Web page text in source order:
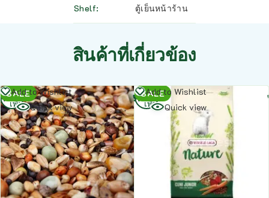
Shelf ตู้เย็นหน้าร้าน
สินค้าที่เกี่ยวข้อง
SALE
Add to Wishlist
Quick view
อ่าน
เพิ่ม
SALE
Add to Wishlist
Quick view
อ่าน
เพิ่ม